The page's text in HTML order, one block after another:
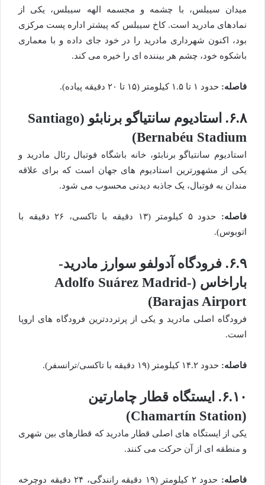
میدان سیبلس، با چشمه و مجسمه الهه سیبلس، یکی از
نمادهای مادرید است. کاخ سیبلس که پیشتر اداره پست مرکزی
بود، اکنون شهرداری مادرید را در خود جای داده و با معماری
باشکوه خود، چشم هر بیننده ای را خیره می کند.
فاصله: حدود ۱ تا ۱.۵ کیلومتر (۱۵ تا ۲۰ دقیقه پیاده).
۶.۸. استادیوم سانتیاگو برنابئو (Santiago
Bernabéu Stadium)
استادیوم سانتیاگو برنابئو، خانه باشگاه فوتبال رئال مادرید و
یکی از مشهورترین استادیوم های جهان است که برای علاقه
مندان به فوتبال، یک جاذبه دیدنی محسوب می شود.
فاصله:
حدود ۵ کیلومتر (۱۳ دقیقه با تاکسی، ۲۶ دقیقه با
اتوبوس).
۶.۹. فرودگاه آدولفو سوارز مادرید-
باراخاس (Adolfo Suárez Madrid-
Barajas Airport)
فرودگاه اصلی مادرید و یکی از پرترددترین فرودگاه های اروپا
است.
فاصله: حدود ۱۴.۲ کیلومتر (۱۹ دقیقه با تاکسی/ترانسفر).
۶.۱۰. ایستگاه قطار چامارتین
(Chamartín Station)
یکی از ایستگاه های اصلی قطار مادرید که قطارهای بین شهری
و منطقه ای از آن حرکت می کنند.
فاصله:
حدود ۲ کیلومتر (۱۹ دقیقه رانندگی، ۲۴ دقیقه دوچرخه